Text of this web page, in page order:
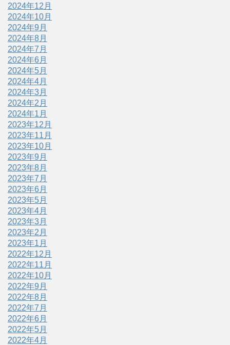
2024年12月
2024年10月
2024年9月
2024年8月
2024年7月
2024年6月
2024年5月
2024年4月
2024年3月
2024年2月
2024年1月
2023年12月
2023年11月
2023年10月
2023年9月
2023年8月
2023年7月
2023年6月
2023年5月
2023年4月
2023年3月
2023年2月
2023年1月
2022年12月
2022年11月
2022年10月
2022年9月
2022年8月
2022年7月
2022年6月
2022年5月
2022年4月